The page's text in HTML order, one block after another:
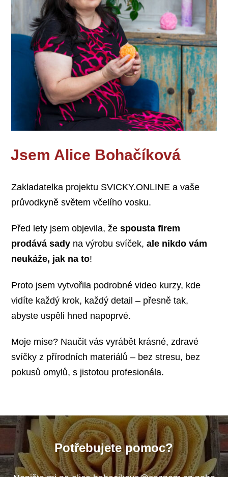
Jsem Alice Bohačíková
Zakladatelka projektu SVICKY.ONLINE a vaše
průvodkyně světem včelího vosku.
Před lety jsem objevila, že spousta firem
prodává sady na výrobu svíček,ale nikdo vám
neukáže, jak na to!
Proto jsem vytvořila podrobné video kurzy, kde
vidíte každý krok, každý detail – přesně tak,
abyste uspěli hned napoprvé.
Moje mise? Naučit vás vyrábět krásné, zdravé
svíčky z přírodních materiálů – bez stresu, bez
pokusů omylů, s jistotou profesionála.
Potřebujete pomoc?